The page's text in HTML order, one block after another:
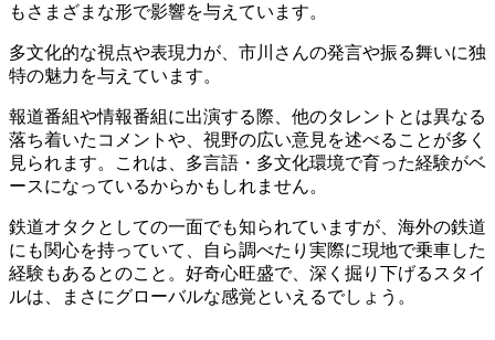
もさまざまな形で影響を与えています。
多文化的な視点や表現力が、市川さんの発言や振る舞いに独
特の魅力を与えています。
報道番組や情報番組に出演する際、他のタレントとは異なる
落ち着いたコメントや、視野の広い意見を述べることが多く
見られます。これは、多言語・多文化環境で育った経験がベ
ースになっているからかもしれません。
鉄道オタクとしての一面でも知られていますが、海外の鉄道
にも関心を持っていて、自ら調べたり実際に現地で乗車した
経験もあるとのこと。好奇心旺盛で、深く掘り下げるスタイ
ルは、まさにグローバルな感覚といえるでしょう。